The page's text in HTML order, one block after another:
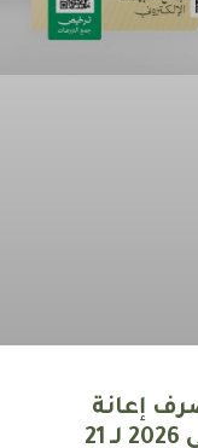
إعانة
الإيجار السادسة للعام المالي 2026 لـ 21